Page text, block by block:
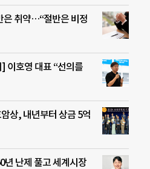
은 취약…“절반은 비정
이호영 대표 “선의를
상, 내년부터 상금 5억
년 난제 풀고 세계시장